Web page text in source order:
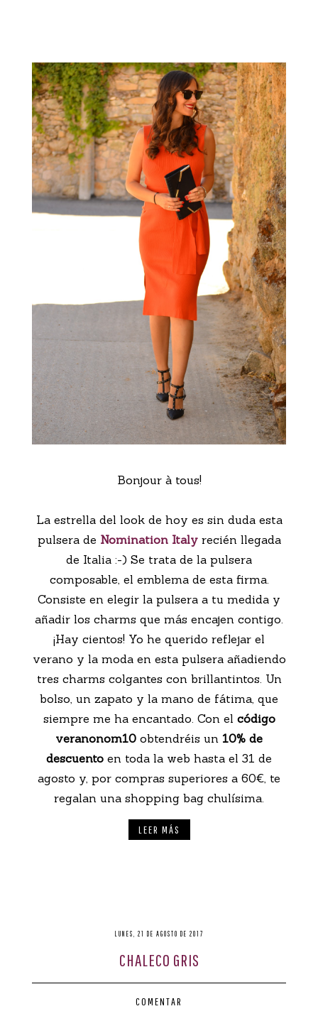
Bonjour à tous!
La estrella del look de hoy es sin duda esta
pulsera de Nomination Italyrecién llegada
de Italia :-) Se trata de la pulsera
composable, el emblema de esta firma.
Consiste en elegir la pulsera a tu medida y
añadir los charms que más encajen contigo.
¡Hay cientos! Yo he querido reflejar el
verano y la moda en esta pulsera añadiendo
tres charms colgantes con brillantintos. Un
bolso, un zapato y la mano de fátima, que
siempre me ha encantado. Con el código
veranonom10 obtendréis un 10% de
descuento en toda la web hasta el 31 de
agosto y, por compras superiores a 60€, te
regalan una shopping bag chulísima.
LEER MÁS
LUNES, 21 DE AGOSTO DE 2017
CHALECO GRIS
COMENTAR